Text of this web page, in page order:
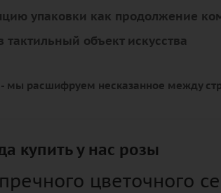
упаковки как продолжение
объект искусства
мы расшифруем несказанное между
купить у нас розы
цветочного